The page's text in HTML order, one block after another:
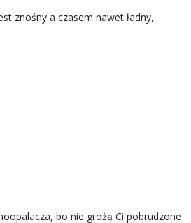
znośny a czasem nawet ładny,
bo nie grożą Ci pobrudzone